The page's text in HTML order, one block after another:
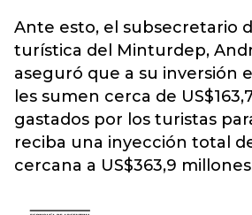
Ante esto, el subsecretario
turística del Minturdep,
aseguró que a su inversión
les sumen cerca de
gastados por los turistas
reciba una inyección total
cercana a US$363,9